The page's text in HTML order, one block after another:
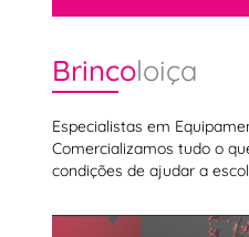
Brincoloiça
Especialistas em
Comercializamos tudo o
condições de ajudar a